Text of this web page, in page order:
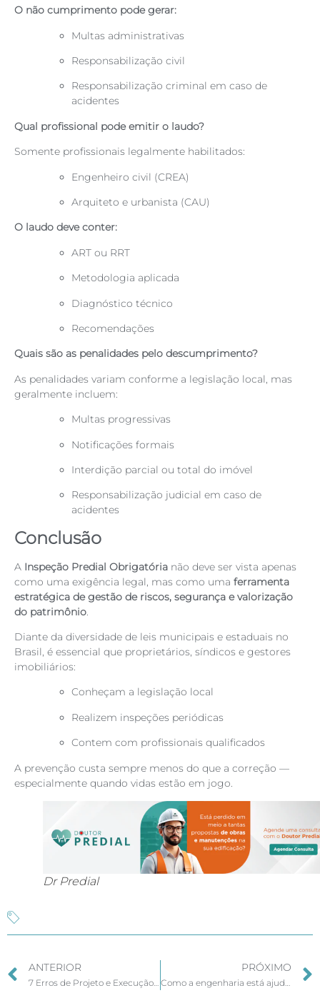
O não cumprimento pode gerar:
Multas administrativas
Responsabilização civil
Responsabilização criminal em caso de
acidentes
Qual profissional pode emitir o laudo?
Somente profissionais legalmente habilitados:
Engenheiro civil (CREA)
Arquiteto e urbanista (CAU)
O laudo deve conter:
ART ou RRT
Metodologia aplicada
Diagnóstico técnico
Recomendações
Quais são as penalidades pelo descumprimento?
As penalidades variam conforme a legislação local, mas
geralmente incluem:
Multas progressivas
Notificações formais
Interdição parcial ou total do imóvel
Responsabilização judicial em caso de
acidentes
Conclusão
A Inspeção Predial Obrigatória não deve ser vista apenas
como uma exigência legal, mas como uma ferramenta
estratégica de gestão de riscos, segurança e valorização
do patrimônio.
Diante da diversidade de leis municipais e estaduais no
Brasil, é essencial que proprietários, síndicos e gestores
imobiliários:
Conheçam a legislação local
Realizem inspeções periódicas
Contem com profissionais qualificados
A prevenção custa sempre menos do que a correção —
especialmente quando vidas estão em jogo.
Dr Predial
ANTERIOR
7 Erros de Projeto e Execução Que Mais Geram Prejuízo Para Construtoras
PRÓXIMO
Como a engenharia está ajudando incorporadoras e construtoras a reduzir riscos e aumentar a previsibilidade